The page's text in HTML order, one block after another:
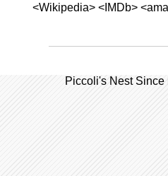
<Wikipedia> <IMDb>
Piccoli's Nest Since